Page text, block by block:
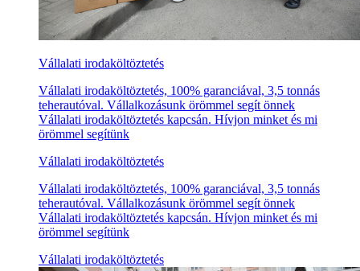
Vállalati irodaköltöztetés
Vállalati irodaköltöztetés, 100% garanciával, 3,5 tonnás
teherautóval. Vállalkozásunk örömmel segít önnek
Vállalati irodaköltöztetés kapcsán. Hívjon minket és mi
örömmel segítünk
Vállalati irodaköltöztetés
Vállalati irodaköltöztetés, 100% garanciával, 3,5 tonnás
teherautóval. Vállalkozásunk örömmel segít önnek
Vállalati irodaköltöztetés kapcsán. Hívjon minket és mi
örömmel segítünk
Vállalati irodaköltöztetés